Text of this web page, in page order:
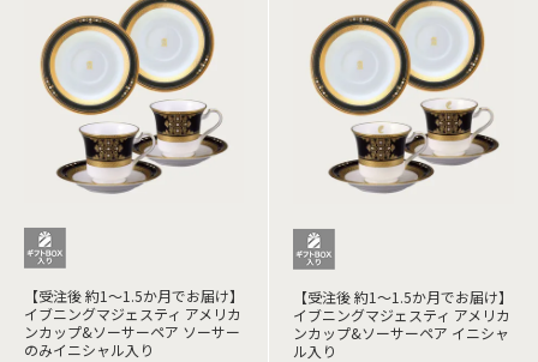
【受注後 約1～1.5か月でお届け】
イブニングマジェスティ アメリカ
ンカップ&ソーサーペア ソーサー
のみイニシャル入り
【受注後 約1～1.5か月でお届け】
イブニングマジェスティ アメリカ
ンカップ&ソーサーペア イニシャ
ル入り